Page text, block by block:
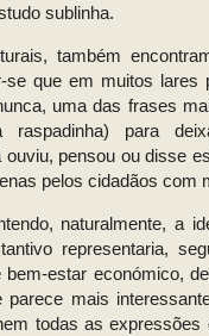
sublinha.
também
se que em muitos lares
uma das frases
para
pensou ou disse
pelos cidadãos com
naturalmente, a
representaria,
estar económico,
mais
todas as